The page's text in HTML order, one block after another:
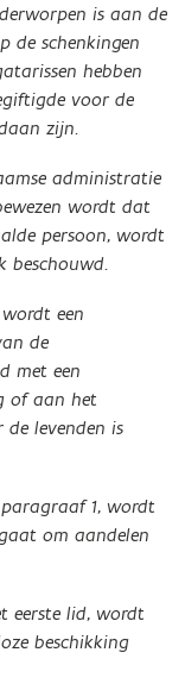
is aan de
de schenkingen
hebben
voor de
zijn.
administratie
wordt dat
persoon, wordt
beschouwd.
een
de
met een
of aan het
levenden is
1, wordt
om aandelen
eerste lid, wordt
beschikking